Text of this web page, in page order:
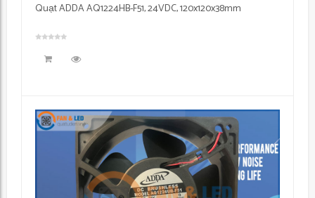
Quạt ADDA AQ1224HB-F51, 24VDC, 120x120x38mm